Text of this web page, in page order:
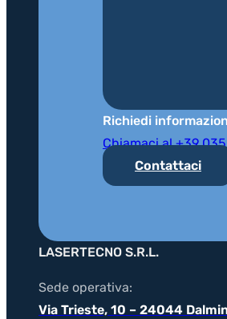
Richiedi
Chiamaci al +39
Contattaci
LASERTECNO S.R.L.
Sede operativa:
Via Trieste, 10 – 24044